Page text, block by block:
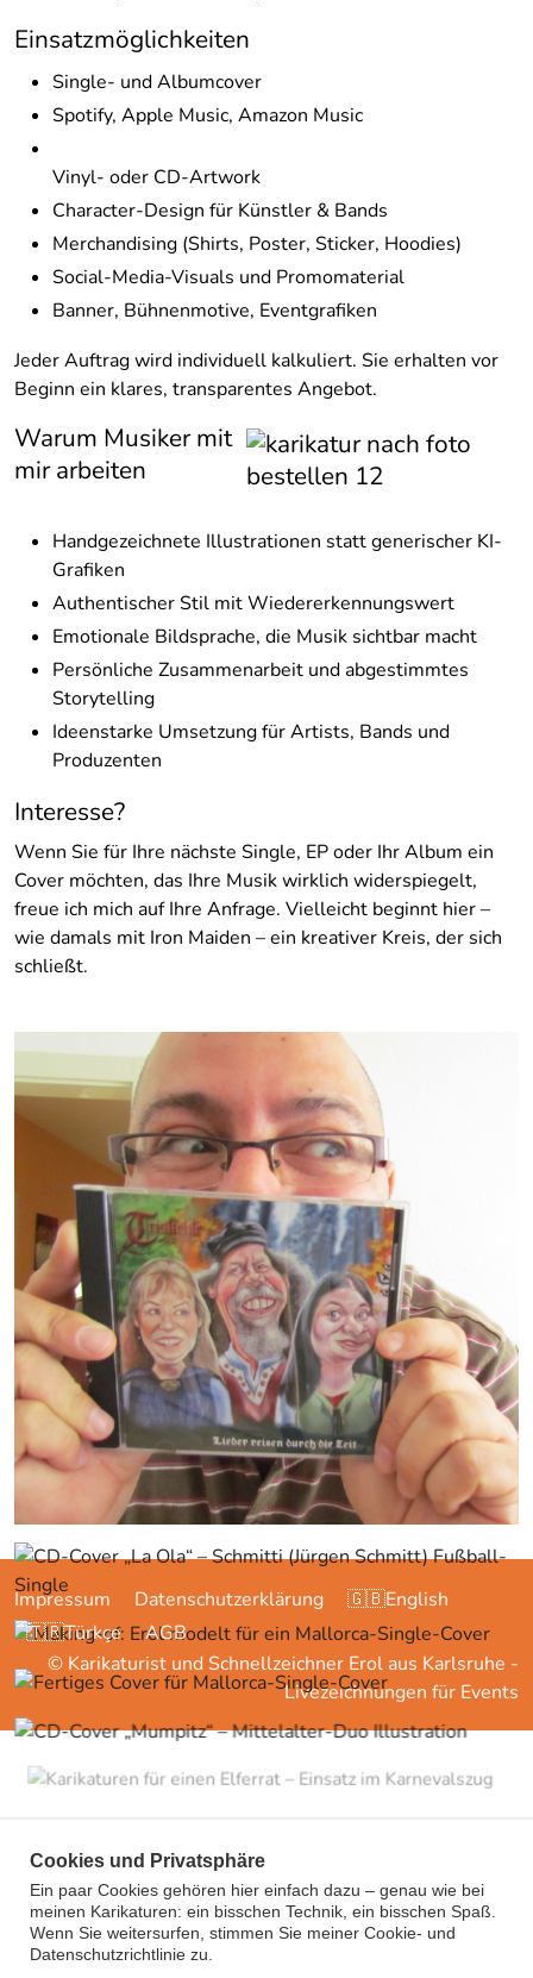
Einsatzmöglichkeiten
Single- und Albumcover
Spotify, Apple Music, Amazon Music
Vinyl- oder CD-Artwork
Character-Design für Künstler & Bands
Merchandising (Shirts, Poster, Sticker, Hoodies)
Social-Media-Visuals und Promomaterial
Banner, Bühnenmotive, Eventgrafiken
Jeder Auftrag wird individuell kalkuliert. Sie erhalten vor
Beginn ein klares, transparentes Angebot.
Warum Musiker mit
mir arbeiten
Handgezeichnete Illustrationen statt generischer KI-
Grafiken
Authentischer Stil mit Wiedererkennungswert
Emotionale Bildsprache, die Musik sichtbar macht
Persönliche Zusammenarbeit und abgestimmtes
Storytelling
Ideenstarke Umsetzung für Artists, Bands und
Produzenten
Interesse?
Wenn Sie für Ihre nächste Single, EP oder Ihr Album ein
Cover möchten, das Ihre Musik wirklich widerspiegelt,
freue ich mich auf Ihre Anfrage. Vielleicht beginnt hier –
wie damals mit Iron Maiden – ein kreativer Kreis, der sich
schließt.
Impressum Datenschutzerklärung
🇬🇧English
🇹🇷Türkçe
AGB
© Karikaturist und Schnellzeichner Erol aus Karlsruhe -
Livezeichnungen für Events
Cookies und Privatsphäre
Ein paar Cookies gehören hier einfach dazu – genau wie bei
meinen Karikaturen: ein bisschen Technik, ein bisschen Spaß.
Wenn Sie weitersurfen, stimmen Sie meiner Cookie- und
Datenschutzrichtlinie zu.